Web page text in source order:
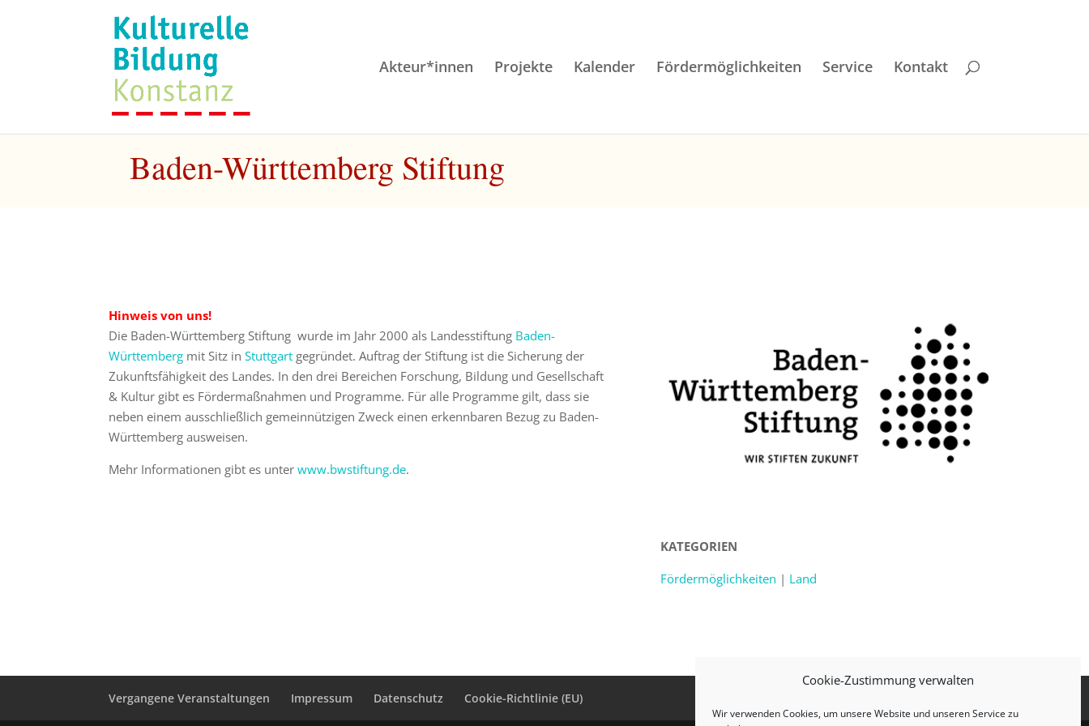
Cookie-Zustimmung verwalten
Wir verwenden Cookies, um unsere Website und unseren Service zu
Akteur*innen Projekte Kalender Fördermöglichkeiten Service Kontakt
Baden-Württemberg Stiftung
Hinweis von uns!
Die Baden-Württemberg Stiftung wurde im Jahr 2000 als Landesstiftung Baden-
Württemberg mit Sitz inStuttgart gegründet. Auftrag der Stiftung ist die Sicherung der
Zukunftsfähigkeit des Landes. In den drei Bereichen Forschung, Bildung und Gesellschaft
& Kultur gibt es Fördermaßnahmen und Programme. Für alle Programme gilt, dass sie
neben einem ausschließlich gemeinnützigen Zweck einen erkennbaren Bezug zu Baden-
Württemberg ausweisen.
Mehr Informationen gibt es unterwww.bwstiftung.de.
KATEGORIEN
Fördermöglichkeiten | Land
Vergangene Veranstaltungen Impressum Datenschutz Cookie-Richtlinie (EU)